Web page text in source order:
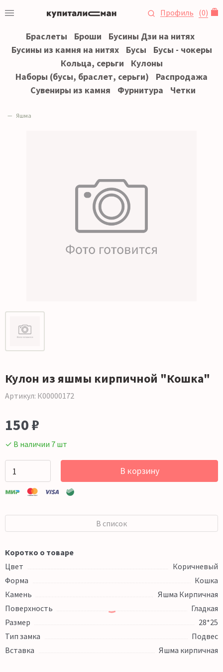
Профиль (0)
Браслеты Броши
Бусины Дзи на нитях
Бусины из камня на нитях
Бусы
Бусы - чокеры
Кольца, серьги
Кулоны
Наборы (бусы, браслет, серьги)
Распродажа
Сувениры из камня
Фурнитура Четки
Яшма
Кулон из яшмы кирпичной "Кошка"
Артикул: К00000172
150 ₽
✓ В наличии 7 шт
В корзину
В список
Коротко о товаре
Цвет
Коричневый
Форма
Кошка
Камень
Яшма Кирпичная
Поверхность
Гладкая
Размер
28*25
Тип замка
Подвес
Вставка
Яшма кирпичная